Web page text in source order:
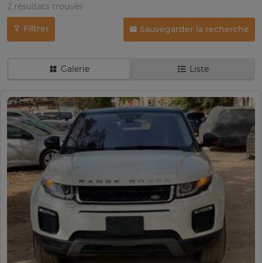
2 résultats trouvés
Filtrer Sauvegarder la recherche
Galerie Liste